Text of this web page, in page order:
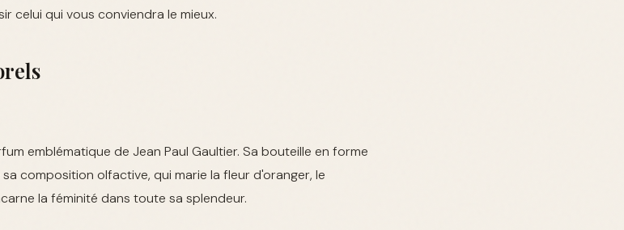
celui qui vous conviendra le mieux.
emblématique de Jean Paul Gaultier. Sa bouteille en forme
composition olfactive, qui marie la fleur d'oranger, le
la féminité dans toute sa splendeur.